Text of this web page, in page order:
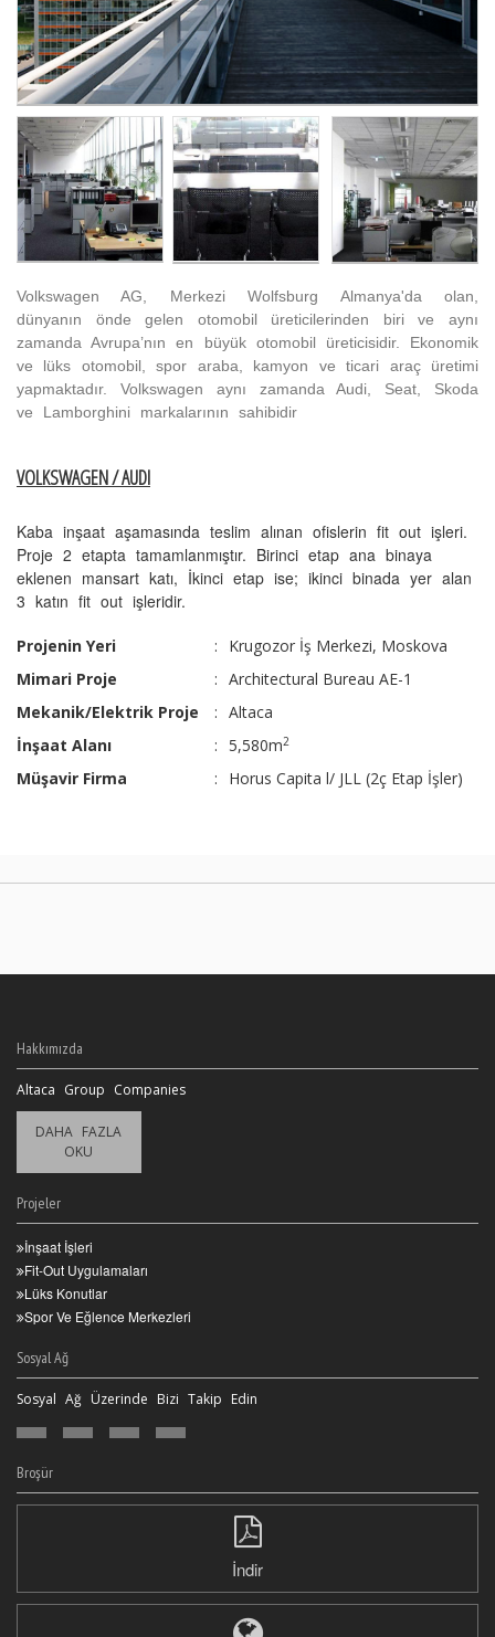
Volkswagen AG , MerkeziWolfsburg Almanya'da olan
dünyanın önde gelen
otomobil üreticilerinden biri ve aynı
zamanda Avrupa’nın en büyük otomobil üreticisidir. Ekonomik
ve
lüks otomobil,spor araba kamyon ve ticari araç
üretimi
yapmaktadır.
Volkswagen aynı zamanda Audi
Seat, Skoda
ve Lamborghini markalarının
sahibidir
VOLKSWAGEN / AUDI
Kaba inşaat aşamasında teslim alınan ofislerin fit out işleri.
Proje 2 etapta tamamlanmıştır. Birinci etap ana binaya
eklenen mansart katı, İkinci etap ise; ikinci binada yer alan
3 katın fit out işleridir.
Projenin Yeri :
Krugozor İş Merkezi, Moskova
Mimari Proje
: Architectural Bureau AE-1
Mekanik/Elektrik Proje
: Altaca
İnşaat Alanı
: 5,580m2
Müşavir Firma : Horus Capita l/ JLL (2ç Etap İşler)
Hakkımızda
Altaca Group Companies
DAHA FAZLA
OKU
Projeler
İnşaat İşleri
Fit-Out Uygulamaları
Lüks Konutlar
Spor Ve Eğlence Merkezleri
Sosyal Ağ
Sosyal Ağ Üzerinde Bizi Takip Edin
Broşür
İndir